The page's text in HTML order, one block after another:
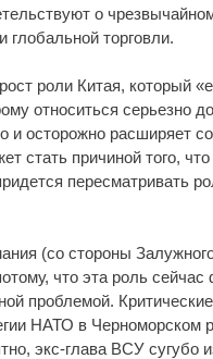
о
торговли.
роли Китая, который
относиться серьезно
и осторожно расширяет
стать причиной того,
пересматривать
(со стороны
что эта роль сейчас
проблемой.
НАТО в Черноморском
экс-глава ВСУ сугубо